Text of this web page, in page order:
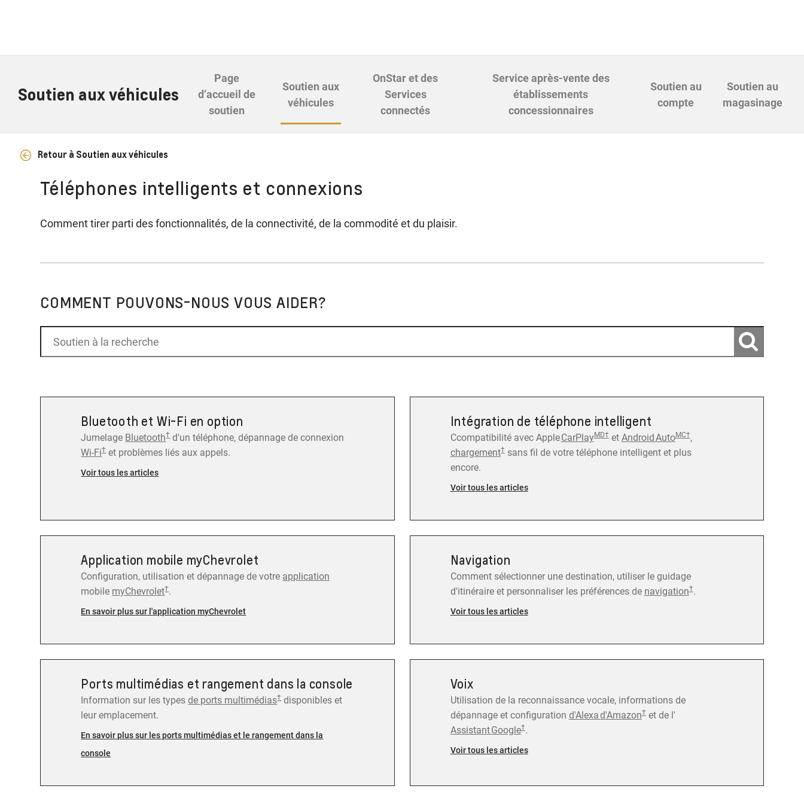
Soutien aux véhicules
Page
d’accueil de
soutien
Soutien aux
véhicules
OnStar et des
Services
connectés
Service après-vente des
établissements
concessionnaires
Soutien au
compte
Soutien au
magasinage
Retour à Soutien aux véhicules
Téléphones intelligents et connexions
Comment tirer parti des fonctionnalités, de la connectivité, de la commodité et du plaisir.
COMMENT POUVONS-NOUS VOUS AIDER?
Bluetooth et Wi-Fi en option
Jumelage Bluetooth†d'un téléphone, dépannage de connexion
Wi-Fi†et problèmes liés aux appels.
Voir tous les articles
Intégration de téléphone intelligent
Ccompatibilité avec AppleCarPlayMD†et Android AutoMC†,
chargement†sans fil de votre téléphone intelligent et plus
encore.
Voir tous les articles
Application mobile myChevrolet
Configuration, utilisation et dépannage de votre application
mobile myChevrolet†.
En savoir plus sur l'application myChevrolet
Navigation
Comment sélectionner une destination, utiliser le guidage
d'itinéraire et personnaliser les préférences de navigation†.
Voir tous les articles
Ports multimédias et rangement dans la console
Information sur les typesde ports multimédias†disponibles et
leur emplacement.
En savoir plus sur les ports multimédias et le rangement dans la
console
Voix
Utilisation de la reconnaissance vocale, informations de
dépannage et configuration d'Alexa d'Amazon†et de l'
Assistant Google†.
Voir tous les articles